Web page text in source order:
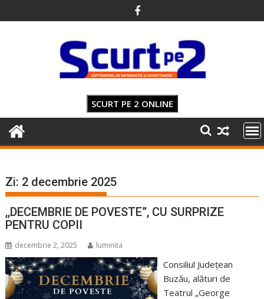
to
SCURT PE 2 ONLINE
Zi: 2 decembrie 2025
,,DECEMBRIE DE POVESTE”, CU SURPRIZE
PENTRU COPII
decembrie 2, 2025 luminita
Consiliul Judeţean
Buzău, alături de
Teatrul „George